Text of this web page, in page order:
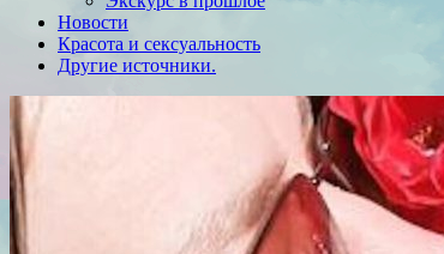
Новости
Красота и сексуальность
Другие источники.